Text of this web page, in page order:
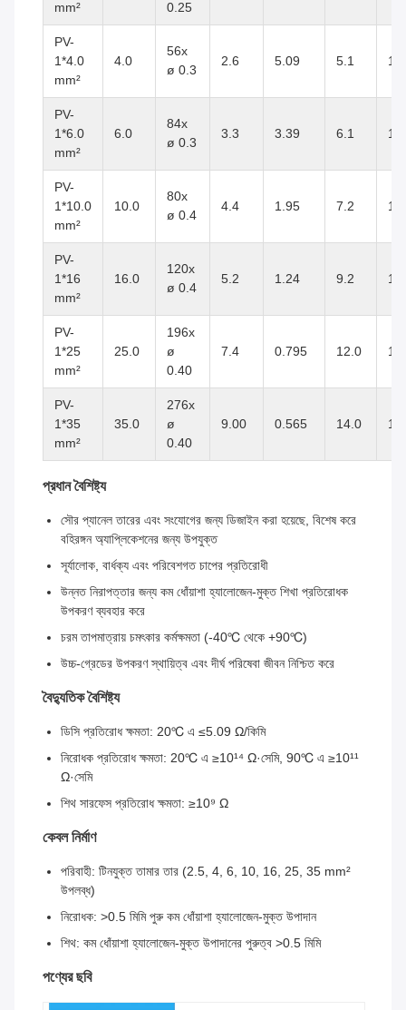
mm² 0.25
PV-
1*4.0
mm²
4.0
56x
ø 0.3
2.6 5.09 5.1
PV-
1*6.0
mm²
6.0
84x
ø 0.3
3.3 3.39 6.1
PV-
1*10.0
mm²
10.0
80x
ø 0.4
4.4 1.95 7.2
PV-
1*16
mm²
16.0
120x
ø 0.4
5.2 1.24 9.2
PV-
1*25
mm²
25.0
196x
ø
0.40
7.4 0.795 12.0
PV-
1*35
mm²
35.0
276x
ø
0.40
9.00 0.565 14.0
প্রধান বৈশিষ্ট্য
সৌর প্যানেল তারের এবং সংযোগের জন্য ডিজাইন করা হয়েছে, বিশেষ করে
বহিরঙ্গন অ্যাপ্লিকেশনের জন্য উপযুক্ত
সূর্যালোক, বার্ধক্য এবং পরিবেশগত চাপের প্রতিরোধী
উন্নত নিরাপত্তার জন্য কম ধোঁয়াশা হ্যালোজেন-মুক্ত শিখা প্রতিরোধক
উপকরণ ব্যবহার করে
চরম তাপমাত্রায় চমৎকার কর্মক্ষমতা (-40℃ থেকে +90℃)
উচ্চ-গ্রেডের উপকরণ স্থায়িত্ব এবং দীর্ঘ পরিষেবা জীবন নিশ্চিত করে
বৈদ্যুতিক বৈশিষ্ট্য
ডিসি প্রতিরোধ ক্ষমতা: 20℃ এ ≤5.09 Ω/কিমি
নিরোধক প্রতিরোধ ক্ষমতা: 20℃ এ ≥10¹⁴ Ω·সেমি, 90℃ এ ≥10¹¹
Ω·সেমি
শিথ সারফেস প্রতিরোধ ক্ষমতা: ≥10⁹ Ω
কেবল নির্মাণ
পরিবাহী: টিনযুক্ত তামার তার (2.5, 4, 6, 10, 16, 25, 35 mm²
উপলব্ধ)
নিরোধক: >0.5 মিমি পুরু কম ধোঁয়াশা হ্যালোজেন-মুক্ত উপাদান
শিথ: কম ধোঁয়াশা হ্যালোজেন-মুক্ত উপাদানের পুরুত্ব >0.5 মিমি
পণ্যের ছবি